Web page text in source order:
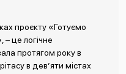
проєкту «Готуємо
це логічне
протягом року в
в дев’яти містах